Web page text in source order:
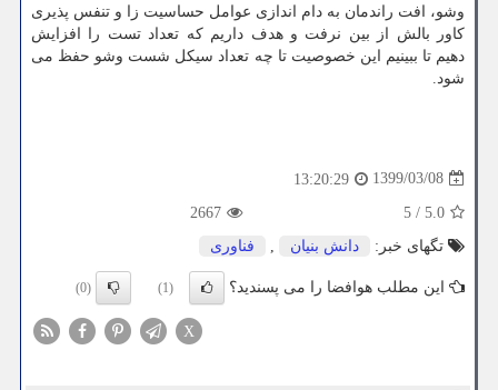
وشو، افت راندمان به دام اندازی عوامل حساسیت زا و تنفس پذیری
کاور بالش از بین نرفت و هدف داریم که تعداد تست را افزایش
دهیم تا ببینیم این خصوصیت تا چه تعداد سیکل شست وشو حفظ می
شود.
1399/03/08
13:20:29
5.0
/
5
2667
تگهای خبر:
دانش بنیان , فناوری
این مطلب هوافضا را می پسندید؟ (1)
(0)
X